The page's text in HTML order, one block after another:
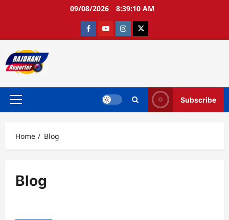
09/08/2026 8:39:11 AM
FacebookYoutubeInstagramtwitter
Primary
Subscribe
Home Blog
Blog